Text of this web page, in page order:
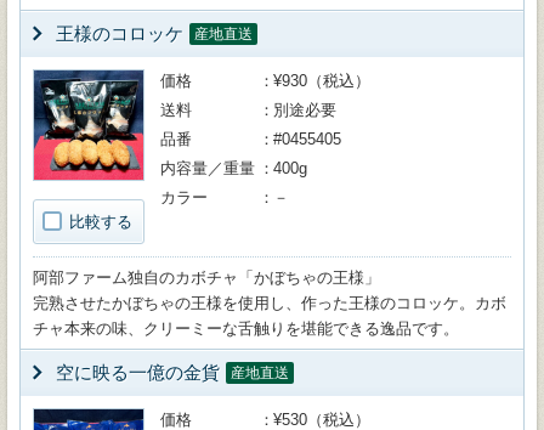
王様のコロッケ 産地直送
比較する
価格
¥930（税込）
送料
別途必要
品番
#0455405
内容量／重量
400g
カラー
－
阿部ファーム独自のカボチャ「かぼちゃの王様」
完熟させたかぼちゃの王様を使用し、作った王様のコロッケ。カボ
チャ本来の味、クリーミーな舌触りを堪能できる逸品です。
空に映る一億の金貨 産地直送
価格
¥530（税込）